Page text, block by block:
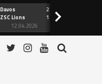
Davos
ZSC Lions
2
1
12.04.2026
>